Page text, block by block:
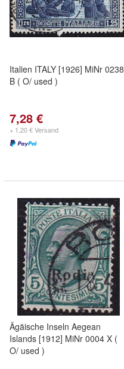
Italien ITALY [1926] MiNr 0238
B ( O/ used )
7,28 €
+ 1,20 € Versand
Ägäische Inseln Aegean
Islands [1912] MiNr 0004 X (
O/ used )